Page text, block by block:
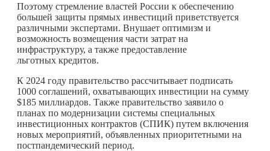
Поэтому стремление властей России к обеспечению
большей защиты прямых инвестиций приветствуется
различными экспертами. Внушает оптимизм и
возможность возмещения части затрат на
инфраструктуру, а также предоставление
льготных кредитов.
К 2024 году правительство рассчитывает подписать
1000 соглашений, охватывающих инвестиции на сумму
$185 миллиардов. Также правительство заявило о
планах по модернизации системы специальных
инвестиционных контрактов (СПИК) путем включения
новых мероприятий, объявленных приоритетными на
постпандемический период.